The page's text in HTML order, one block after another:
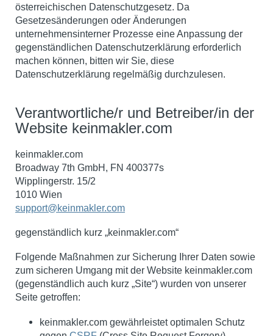
österreichischen Datenschutzgesetz. Da
Gesetzesänderungen oder Änderungen
unternehmensinterner Prozesse eine Anpassung der
gegenständlichen Datenschutzerklärung erforderlich
machen können, bitten wir Sie, diese
Datenschutzerklärung regelmäßig durchzulesen.
Verantwortliche/r und Betreiber/in der
Website keinmakler.com
keinmakler.com
Broadway 7th GmbH, FN 400377s
Wipplingerstr. 15/2
1010 Wien
support@keinmakler.com
gegenständlich kurz „keinmakler.com“
Folgende Maßnahmen zur Sicherung Ihrer Daten sowie
zum sicheren Umgang mit der Website keinmakler.com
(gegenständlich auch kurz „Site“) wurden von unserer
Seite getroffen:
keinmakler.com gewährleistet optimalen Schutz